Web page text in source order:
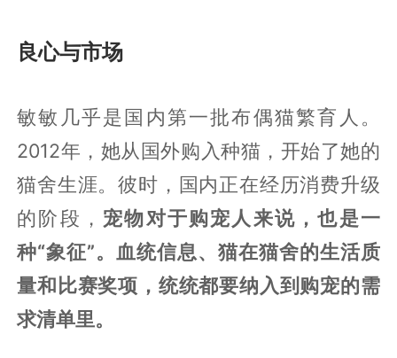
良心与市场
敏敏几乎是国内第一批布偶猫繁育人。
2012年，她从国外购入种猫，开始了她的
猫舍生涯。彼时，国内正在经历消费升级
的阶段， 宠物对于购宠人来说，也是一
种“象征”。血统信息、猫在猫舍的生活质
量和比赛奖项，统统都要纳入到购宠的需
求清单里。